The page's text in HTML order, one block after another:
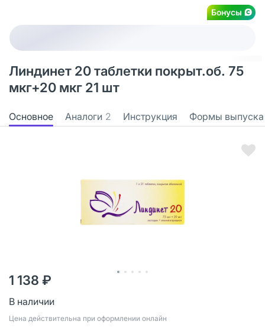
Бонусы
Линдинет 20 таблетки покрыт.об. 75
мкг+20 мкг 21 шт
Основное Аналоги 2 Инструкция Формы выпуска
1 138 ₽
В наличии
Цена действительна при оформлении онлайн